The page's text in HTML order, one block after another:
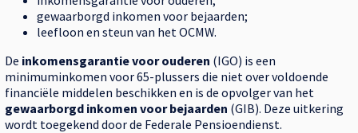
gewaarborgd inkomen voor bejaarden;
leefloon en steun van het OCMW.
De inkomensgarantie voor ouderen (IGO) is een
minimuminkomen voor 65-plussers die niet over voldoende
financiële middelen beschikken en is de opvolger van het
gewaarborgd inkomen voor bejaarden (GIB). Deze uitkering
wordt toegekend door de Federale Pensioendienst.